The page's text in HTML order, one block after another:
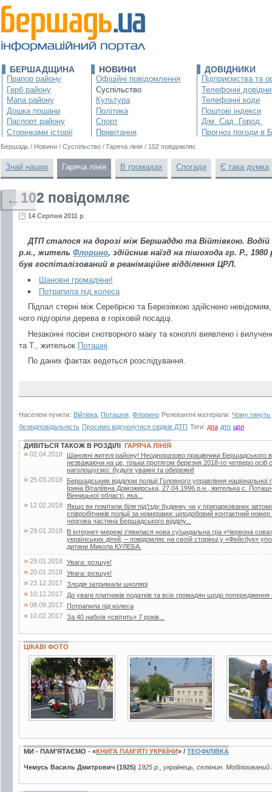
БЕРШАДЩИНА
Прапор району
Герб району
Мапа району
Дошка пошани
Паспорт району
Сторінками історії
НОВИНИ
Офіційні повідомлення
Суспільство
Культура
Політика
Спорт
Привітання
ДОВІДНИКИ
Підприємства та
Телефонні
Телефонні коди
Поштові індекси
Дім. Сад. Город.
Прогноз погоди в
Бершадь / Новини / Суспільство / Гаряча лінія / 102 повідомляє
Знай наших Гаряча лінія В громадах Спогади Є така думка
102 повідомляє
14 Серпня 2011 р
ДТП сталося на дорозі між Бершаддю та Війтівкою. Водій
р.н., житель Флорино, здійснив наїзд на пішохода гр. Р.,
був госпіталізований в реанімаційне відділення ЦРЛ.
Шановні громадяни!
Потрапила під колеса
Підпал стерні між Серебрією та Березівкою здійснено
чого підгоріли дерева в горіховій посадці.
Незаконні посіви снотворного маку та коноплі виявлено і
та Т., жительок Поташні
По даних фактах ведеться розслідування.
Населені пункти: Війтівка Поташня Флорино Релевантні матеріали: Чому гинуть
безвідповідальність Просимо відгукнутися свідків ДТП Теги: дпа дтп црл
←
ДИВІТЬСЯ ТАКОЖ В РОЗДІЛІ ГАРЯЧА ЛІНІЯ
» 02.04.2018
Шановні жителі району! Неодноразово працівники Бершадського
незважаючи на це, тільки протягом березня 2018-го четверо
наголошуємо: будьте уважні та обережні!
» 25.03.2018
Бершадським відділом поліції Головного управління національної
Ірина Віталіївна Доможирська, 27.04.1996 р.н., жителька с.
Вінницької області, яка...
» 12.02.2018
Якщо ви помітили біля під’їзду будинку чи у припаркованих
співробітників поліції за номерами: цілодобовий контактний
чергова частина Бершадського відділу...
» 29.01.2018
В інтернет-мережі з’явилася нова суїцидальна гра «Червона
українських дітей, – повідомляє на своїй сторінці у «Фейсбук»
дитини Микола КУЛЕБА.
» 29.01.2018 Увага: розшук!
» 20.01.2018 Увага: розшук!
» 23.12.2017 Злодія затримали школярі
» 10.12.2017 До уваги платників податків та всіх громадян щодо
» 08.09.2017 Потрапила під колеса
» 10.02.2017 За 40 набоїв «світить» 7 років...
ЦІКАВІ ФОТО
19 фото 3 фото 7 фото
МИ - ПАМ’ЯТАЄМО - «КНИГА ПАМ’ЯТІ УКРАЇНИ» / ТЕОФІЛІВКА
Чемусь Василь Дмитрович (1925) 1925 р., українець, селянин.